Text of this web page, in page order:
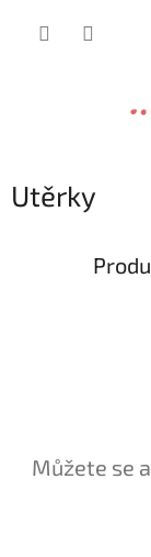
Utěrky
Můžete se